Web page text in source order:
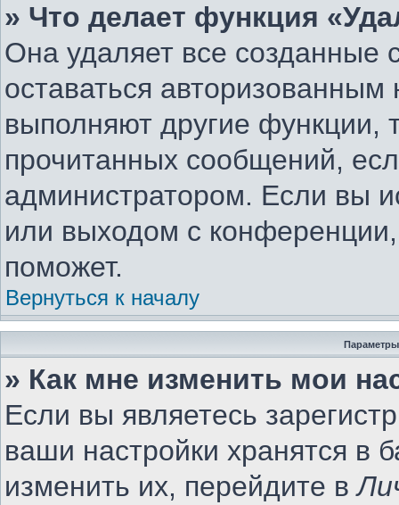
» Что делает функция
Она удаляет все созданные
оставаться
выполняют другие функции,
прочитанных сообщений,
администратором. Если вы
или выходом с
поможет.
Вернуться к началу
Параметры
» Как мне изменить мои
Если вы являетесь
ваши настройки хранятся в
изменить их, перейдите в